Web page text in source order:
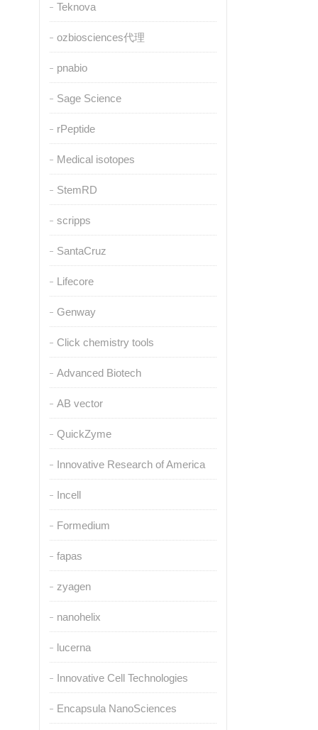
Teknova
ozbiosciences代理
pnabio
Sage Science
rPeptide
Medical isotopes
StemRD
scripps
SantaCruz
Lifecore
Genway
Click chemistry tools
Advanced Biotech
AB vector
QuickZyme
Innovative Research of America
Incell
Formedium
fapas
zyagen
nanohelix
lucerna
Innovative Cell Technologies
Encapsula NanoSciences